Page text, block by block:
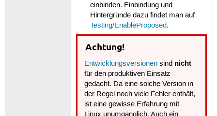
einbinden. Einbindung und
Hintergründe dazu findet man auf
Testing/EnableProposed.
Achtung!
Entwicklungsversionen sind nicht
für den produktiven Einsatz
gedacht. Da eine solche Version in
der Regel noch viele Fehler enthält,
ist eine gewisse Erfahrung mit